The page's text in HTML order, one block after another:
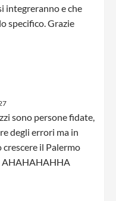
integreranno e che
specifico. Grazie
sono persone fidate,
degli errori ma in
crescere il Palermo
AHAHAHAHHA